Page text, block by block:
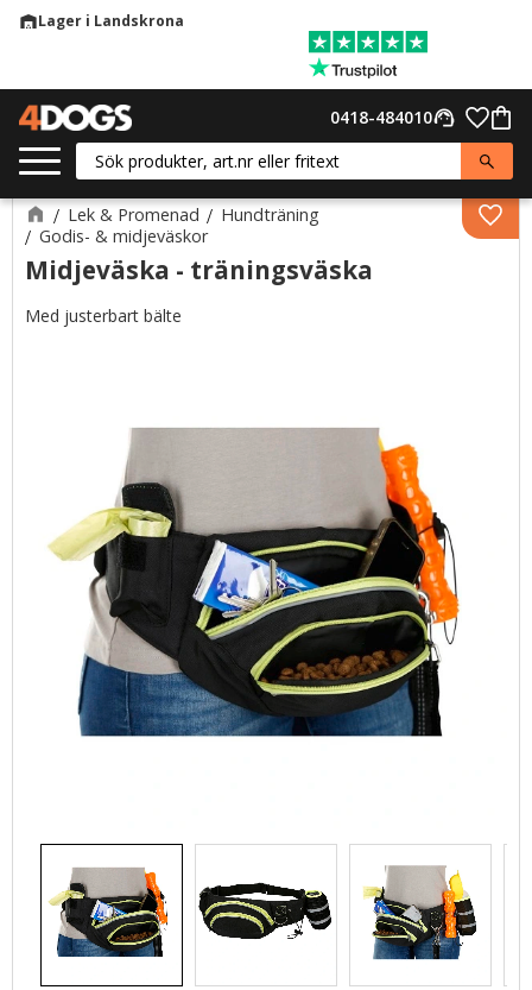
warehouseLager i Landskrona
support_agent
0418-484010
Lek & Promenad
Hundträning
Godis- & midjeväskor
Midjeväska - träningsväska
Med justerbart bälte